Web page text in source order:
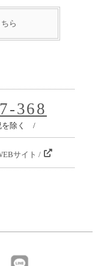
ら
368
を除く /
サイト /